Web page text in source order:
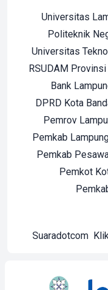
Universitas
Politeknik
Universitas
RSUDAM
Bank
DPRD Kota
Pemrov
Pemkab
Pemkab
Pemkot
Suaradotcom